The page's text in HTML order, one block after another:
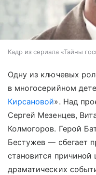
Кадр из сериала «Тайны
Одну из ключевых
в многосерийном
Кирсановой». Над
Сергей Мезенцев,
Колмогоров. Герой
Бестужев — сбегает
становится причиной
драматических